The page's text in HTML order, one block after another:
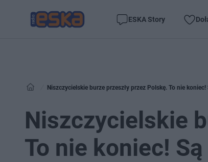
ESKA Story
Niszczycielskie burze przeszły przez Polskę. To nie
Niszczycielskie
To nie koniec!